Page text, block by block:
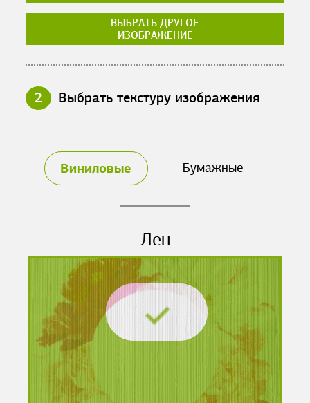
ВЫБРАТЬ ДРУГОЕ
ИЗОБРАЖЕНИЕ
2 Выбрать текстуру изображения
Виниловые Бумажные
Лен